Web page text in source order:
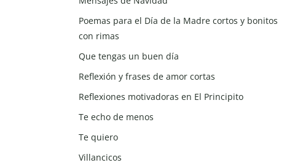
Poemas para el Día de la Madre cortos y bonitos
con rimas
Que tengas un buen día
Reflexión y frases de amor cortas
Reflexiones motivadoras en El Principito
Te echo de menos
Te quiero
Villancicos